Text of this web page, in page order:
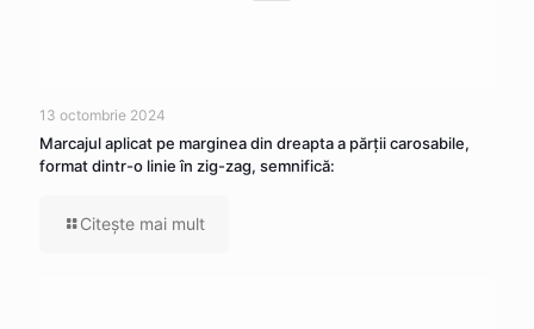
13 octombrie 2024
Marcajul aplicat pe marginea din dreapta a părţii carosabile,
format dintr-o linie în zig-zag, semnifică:
Citeşte mai mult